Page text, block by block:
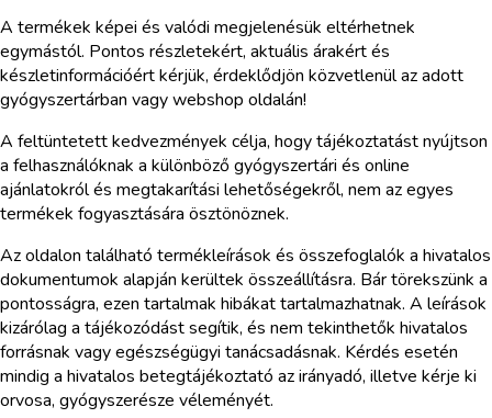
A termékek képei és valódi megjelenésük eltérhetnek
egymástól. Pontos részletekért, aktuális árakért és
készletinformációért kérjük, érdeklődjön közvetlenül az adott
gyógyszertárban vagy webshop oldalán!
A feltüntetett kedvezmények célja, hogy tájékoztatást nyújtson
a felhasználóknak a különböző gyógyszertári és online
ajánlatokról és megtakarítási lehetőségekről, nem az egyes
termékek fogyasztására ösztönöznek.
Az oldalon található termékleírások és összefoglalók a hivatalos
dokumentumok alapján kerültek összeállításra. Bár törekszünk a
pontosságra, ezen tartalmak hibákat tartalmazhatnak. A leírások
kizárólag a tájékozódást segítik, és nem tekinthetők hivatalos
forrásnak vagy egészségügyi tanácsadásnak. Kérdés esetén
mindig a hivatalos betegtájékoztató az irányadó, illetve kérje ki
orvosa, gyógyszerésze véleményét.